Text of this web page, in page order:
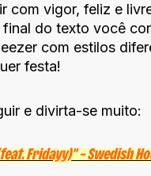
com vigor, feliz e
final do texto você
com estilos
festa!
e divirta-se muito:
Fridayy)” – Swedish